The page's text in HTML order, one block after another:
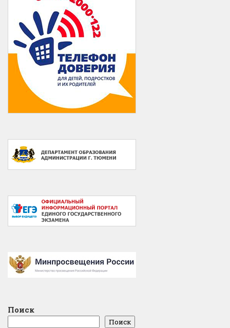
Поиск
Поиск